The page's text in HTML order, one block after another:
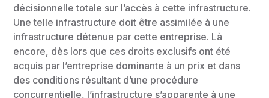
décisionnelle totale sur l’accès à cette infrastructure.
Une telle infrastructure doit être assimilée à une
infrastructure détenue par cette entreprise. Là
encore, dès lors que ces droits exclusifs ont été
acquis par l’entreprise dominante à un prix et dans
des conditions résultant d’une procédure
concurrentielle, l’infrastructure s’apparente à une